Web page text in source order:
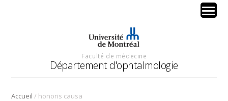
Faculté de médecine
Département d'ophtalmologie
Accueil / honoris causa